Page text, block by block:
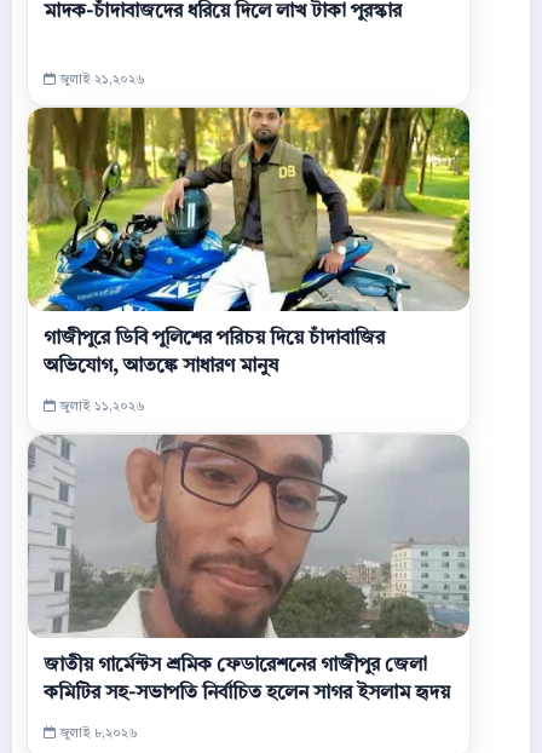
মাদক-চাঁদাবাজদের ধরিয়ে দিলে লাখ টাকা পুরস্কার
জুলাই ২১,২০২৬
গাজীপুরে ডিবি পুলিশের পরিচয় দিয়ে চাঁদাবাজির
অভিযোগ, আতঙ্কে সাধারণ মানুষ
জুলাই ১১,২০২৬
জাতীয় গার্মেন্টস শ্রমিক ফেডারেশনের গাজীপুর জেলা
কমিটির সহ-সভাপতি নির্বাচিত হলেন সাগর ইসলাম হৃদয়
জুলাই ৮,২০২৬